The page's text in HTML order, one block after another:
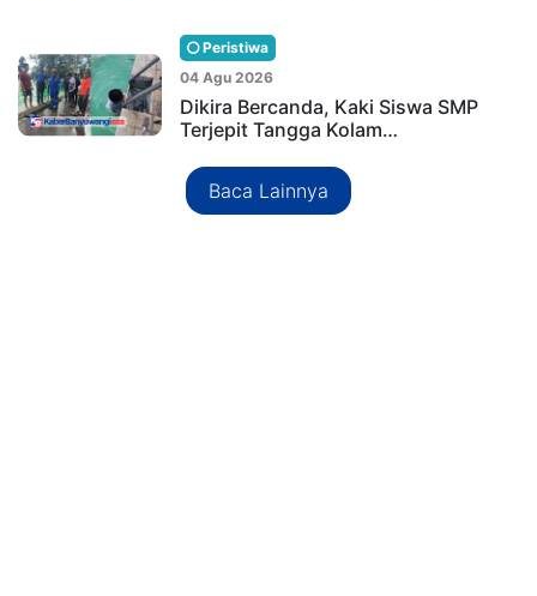
Peristiwa
04 Agu 2026
Dikira Bercanda, Kaki Siswa SMP
Terjepit Tangga Kolam…
Baca Lainnya